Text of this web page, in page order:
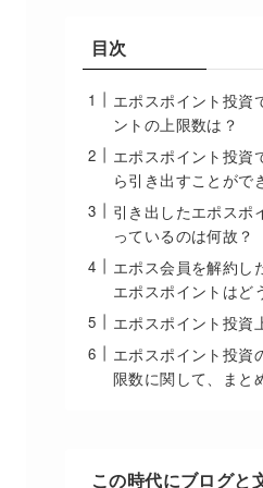
目次
エポスポイント投資
ントの上限数は？
エポスポイント投資
ら引き出すことがで
引き出したエポスポ
っているのは何故？
エポス会員を解約し
エポスポイントはど
エポスポイント投資
エポスポイント投資
限数に関して、まと
この時代にブログと